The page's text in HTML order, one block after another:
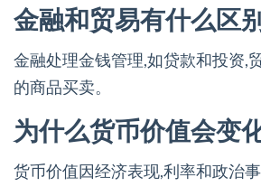
金融和贸易有什么区别
金融处理金钱管理,如贷款和投资,
的商品买卖。
为什么货币价值会变
货币价值因经济表现,利率和政治